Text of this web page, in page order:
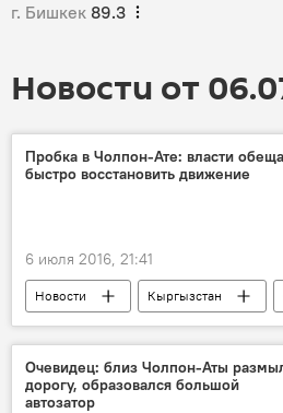
г. Бишкек 89.3
Новости от
Пробка в Чолпон-Ате: власти
быстро восстановить движение
6 июля 2016, 21:41
Новости Кыргызстан
Чолпон-Ата
пробка
Очевидец: близ Чолпон-Аты
дорогу, образовался большой
автозатор